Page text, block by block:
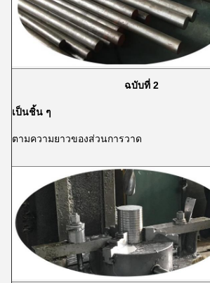
ฉบับที่ 2
เป็นชิ้น ๆ
ตามความยาวของส่วนการวาด